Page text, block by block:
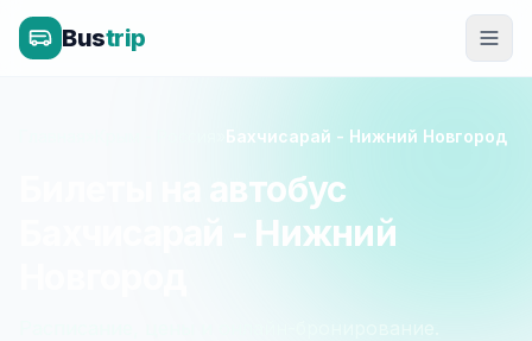
Bustrip
Бахчисарай - Нижний Новгород
Билеты на автобус
Бахчисарай - Нижний